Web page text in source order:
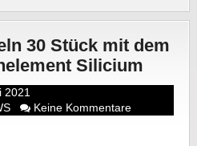
30 Stück mit dem
Silicium
2021
Keine Kommentare